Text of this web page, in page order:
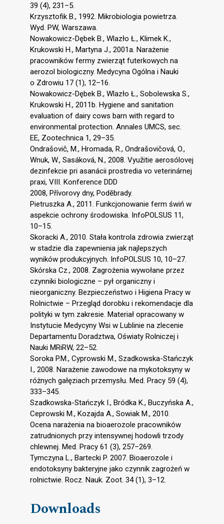
39 (4), 231–5.
Krzysztofik B., 1992. Mikrobiologia powietrza.
Wyd. PW, Warszawa.
Nowakowicz-Dębek B., Wlazło Ł., Klimek K.,
Krukowski H., Martyna J., 2001a. Narażenie
pracowników fermy zwierząt futerkowych na
aerozol biologiczny. Medycyna Ogólna i Nauki
o Zdrowiu 17 (1), 12–16.
Nowakowicz-Dębek B., Wlazło Ł., Sobolewska S.,
Krukowski H., 2011b. Hygiene and sanitation
evaluation of dairy cows barn with regard to
environmental protection. Annales UMCS, sec.
EE, Zootechnica 1, 29–35.
Ondrašovič, M., Hromada, R., Ondrašovičová, O.,
Wnuk, W., Sasáková, N., 2008. Využitie aerosólovej
dezinfekcie pri asanácii prostredia vo veterinárnej
praxi, VIII. Konference DDD
2008, Přívorovy dny, Podĕbrady.
Pietruszka A., 2011. Funkcjonowanie ferm świń w
aspekcie ochrony środowiska. InfoPOLSUS 11,
10–15.
Skoracki A., 2010. Stała kontrola zdrowia zwierząt
w stadzie dla zapewnienia jak najlepszych
wyników produkcyjnych. InfoPOLSUS 10, 10–27.
Skórska Cz., 2008. Zagrożenia wywołane przez
czynniki biologiczne – pył organiczny i
nieorganiczny. Bezpieczeństwo i Higiena Pracy w
Rolnictwie – Przegląd dorobku i rekomendacje dla
polityki w tym zakresie. Materiał opracowany w
Instytucie Medycyny Wsi w Lublinie na zlecenie
Departamentu Doradztwa, Oświaty Rolniczej i
Nauki MRiRW, 22–52.
Soroka P.M., Cyprowski M., Szadkowska-Stańczyk
I., 2008. Narażenie zawodowe na mykotoksyny w
różnych gałęziach przemysłu. Med. Pracy 59 (4),
333–345.
Szadkowska-Stańczyk I., Bródka K., Buczyńska A.,
Ceprowski M., Kozajda A., Sowiak M., 2010.
Ocena narażenia na bioaerozole pracowników
zatrudnionych przy intensywnej hodowli trzody
chlewnej. Med. Pracy 61 (3), 257–269.
Tymczyna L., Bartecki P. 2007. Bioaerozole i
endotoksyny bakteryjne jako czynnik zagrożeń w
rolnictwie. Rocz. Nauk. Zoot. 34 (1), 3–12.
Downloads